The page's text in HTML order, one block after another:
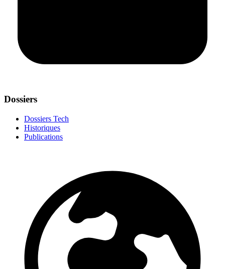
Dossiers
Dossiers Tech
Historiques
Publications